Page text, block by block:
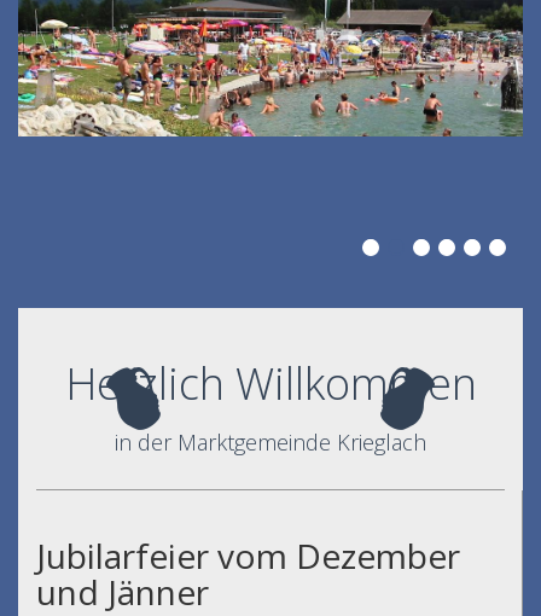
Herzlich Willkommen
in der Marktgemeinde Krieglach
Jubilarfeier vom Dezember
und Jänner